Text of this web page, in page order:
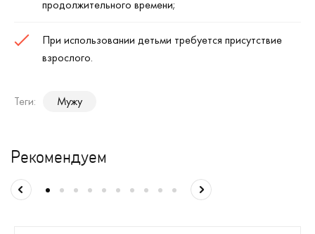
продолжительного времени;
При использовании детьми требуется присутствие
взрослого.
Теги: Мужу
Рекомендуем